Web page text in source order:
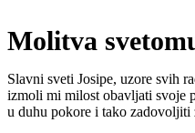
Molitva
Slavni sveti Josipe, uzore svih
izmoli mi milost obavljati svoje
u duhu pokore i tako zadovoljiti